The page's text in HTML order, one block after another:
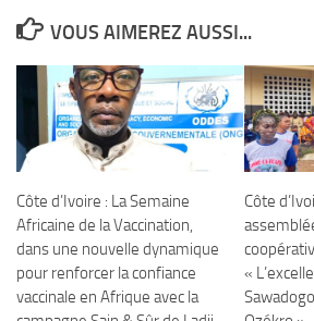
VOUS AIMEREZ AUSSI...
Côte d’Ivoire : La Semaine
Africaine de la Vaccination,
dans une nouvelle dynamique
pour renforcer la confiance
vaccinale en Afrique avec la
Côte
«